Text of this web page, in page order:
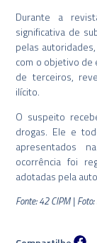
Durante a
significativa de
pelas
com o objetivo de
de terceiros,
ilícito.
O suspeito
drogas. Ele e
apresentados
ocorrência foi
adotadas pela
Fonte: 42 CIPM |